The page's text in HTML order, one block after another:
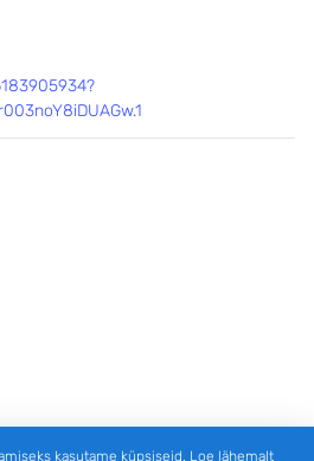
kasutame küpsiseid. Loe lähemalt